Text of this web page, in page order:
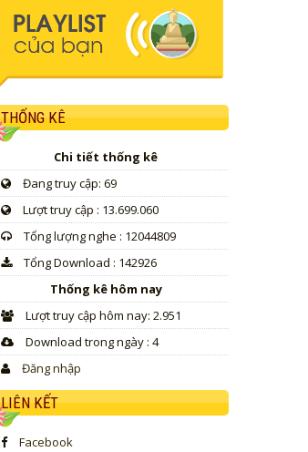
THỐNG KÊ
Chi tiết thống kê
Đang truy cập: 69
Lượt truy cập : 13.699.060
Tổng lượng nghe : 12044809
Tổng Download : 142926
Thống kê hôm nay
Lượt truy cập hôm nay: 2.951
Download trong ngày : 4
Đăng nhập
LIÊN KẾT
Facebook